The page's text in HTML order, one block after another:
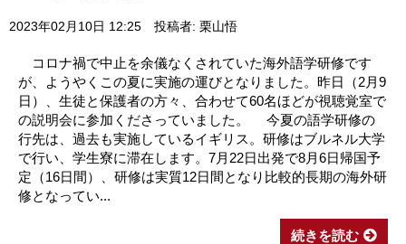
2023年02月10日 12:25 投稿者: 栗山悟
コロナ禍で中止を余儀なくされていた海外語学研修です
が、ようやくこの夏に実施の運びとなりました。昨日（2月9
日）、生徒と保護者の方々、合わせて60名ほどが視聴覚室で
の説明会に参加くださっていました。 今夏の語学研修の
行先は、過去も実施しているイギリス。研修はブルネル大学
で行い、学生寮に滞在します。7月22日出発で8月6日帰国予
定（16日間）、研修は実質12日間となり比較的長期の海外研
修となってい...
続きを読む